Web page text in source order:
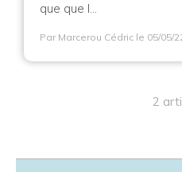
que que l...
Par Marcerou Cédric le 05/05/
2